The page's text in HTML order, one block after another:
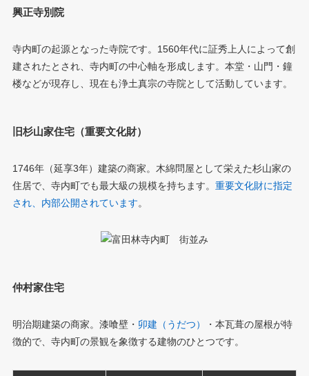
興正寺別院
寺内町の起源となった寺院です。1560年代に証秀上人によって創
建されたとされ、寺内町の中心軸を形成します。本堂・山門・鐘
楼などが現存し、現在も浄土真宗の寺院として活動しています。
旧杉山家住宅（重要文化財）
1746年（延享3年）建築の商家。木綿問屋として栄えた杉山家の
住居で、寺内町でも最大級の規模を持ちます。 重要文化財に指定
され、内部公開されています。
仲村家住宅
明治期建築の商家。漆喰壁・ 卯建（うだつ）
・本瓦葺の屋根が特
徴的で、寺内町の景観を象徴する建物のひとつです。